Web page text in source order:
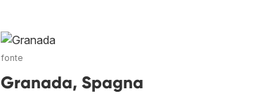
fonte
Granada, Spagna